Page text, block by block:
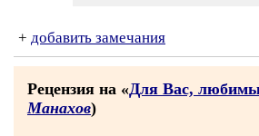
+ добавить замечания
Рецензия на «Для Вас,
Манахов)